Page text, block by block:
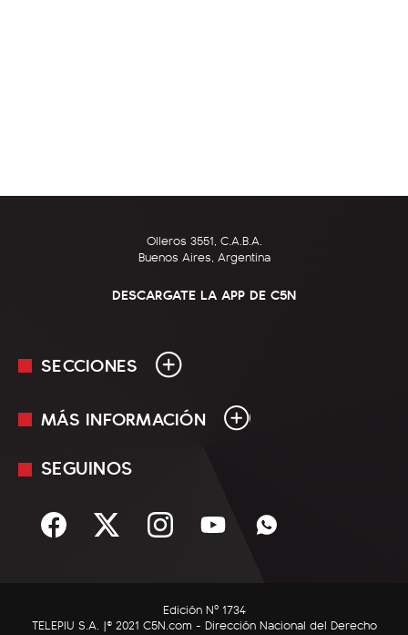
Olleros 3551, C.A.B.A.
Buenos Aires, Argentina
DESCARGATE LA APP DE C5N
SECCIONES
En Vivo
Sociedad
C5N Autos
MÁS INFORMACIÓN
Mediakit
Términos y condiciones
SEGUINOS
Edición Nº 1734
TELEPIU S.A. |© 2021 C5N.com - Dirección Nacional del Derecho